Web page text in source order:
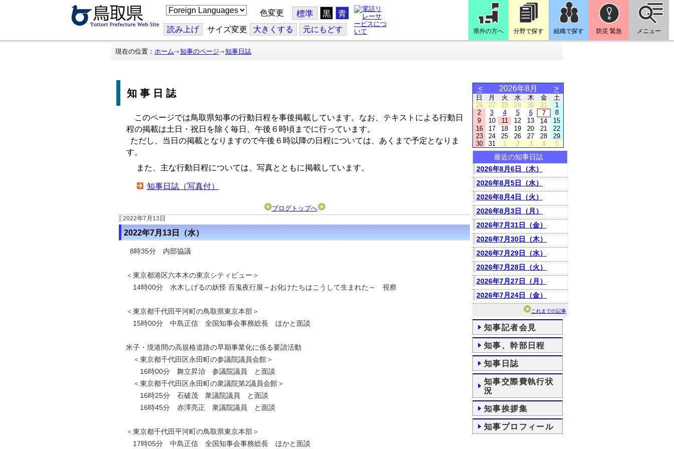
こ
の
ジ
を
翻
色変更 標準 黒 青
読み上げ サイズ変更 大きくする 元にもどす 県外の方へ 分野で探す 組織で探す 防災 緊急 メニュー
現在の位置： ホーム 知事のページ 知事日誌
知事日誌
このページでは鳥取県知事の行動日程を事後掲載しています。なお、テキストによる行動日
程の掲載は土日・祝日を除く毎日、午後６時頃までに行っています。
ただし、当日の掲載となりますので午後６時以降の日程については、あくまで予定となりま
す。
また、主な行動日程については、写真とともに掲載しています。
知事日誌（写真付）
ブログトップへ
2022年7月13日
2022年7月13日（水）
8時35分 内部協議
＜東京都港区六本木の東京シティビュー＞
14時00分 水木しげるの妖怪 百鬼夜行展～お化けたちはこうして生まれた～ 視察
＜東京都千代田平河町の鳥取県東京本部＞
15時00分 中島正信 全国知事会事務総長 ほかと面談
米子・境港間の高規格道路の早期事業化に係る要請活動
＜東京都千代田区永田町の参議院議員会館＞
16時00分 舞立昇治 参議院議員 と面談
＜東京都千代田区永田町の衆議院第2議員会館＞
16時25分 石破茂 衆議院議員 と面談
16時45分 赤澤亮正 衆議院議員 と面談
＜東京都千代田平河町の鳥取県東京本部＞
17時05分 中島正信 全国知事会事務総長 ほかと面談
< 2026年8月 >
日 月 火 水 木 金
土
26
27 28 29 30 31
1
2
3 4 5 6 7
8
9
10 11 12 13 14
15
16
17 18 19 20 21
22
23
24 25 26 27 28
29
30
31 1 2 3 4 5
最近の知事日誌
2026年8月6日（木）
2026年8月5日（水）
2026年8月4日（火）
2026年8月3日（月）
2026年7月31日（金）
2026年7月30日（木）
2026年7月29日（水）
2026年7月28日（火）
2026年7月27日（月）
2026年7月24日（金）
これまでの記事
知事記者会見
知事、幹部日程
知事日誌
知事交際費執行状
況
知事挨拶集
知事プロフィール